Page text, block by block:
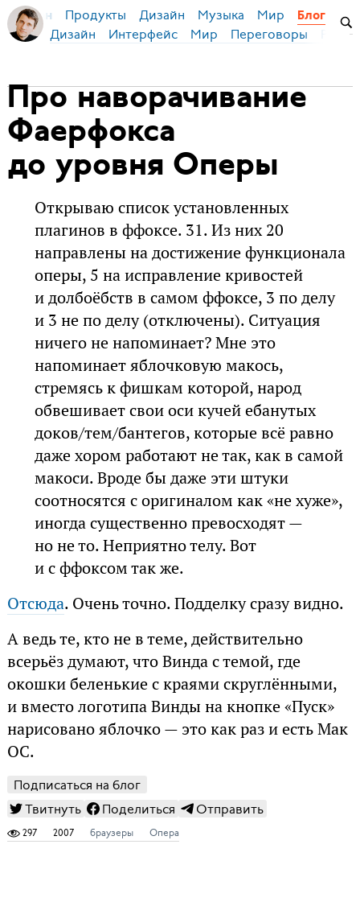
Бирман Продукты Дизайн Музыка Мир Блог
Дизайн Интерфейс Мир Переговоры
Про наворачивание
Фаерфокса
до уровня Оперы
Открываю список установленных
плагинов в ффоксе. 31. Из них 20
направлены на достижение функционала
оперы, 5 на исправление кривостей
и долбоёбств в самом ффоксе, 3 по делу
и 3 не по делу (отключены). Ситуация
ничего не напоминает? Мне это
напоминает яблочковую макось,
стремясь к фишкам которой, народ
обвешивает свои оси кучей ебанутых
доков/тем/бантегов, которые всё равно
даже хором работают не так, как в самой
макоси. Вроде бы даже эти штуки
соотносятся с оригиналом как «не хуже»,
иногда существенно превосходят —
но не то. Неприятно телу. Вот
и с ффоксом так же.
Отсюда. Очень точно. Подделку сразу видно.
А ведь те, кто не в теме, действительно
всерьёз думают, что Винда с темой, где
окошки беленькие с краями скруглёнными,
и вместо логотипа Винды на кнопке «Пуск»
нарисовано яблочко — это как раз и есть Мак
ОС.
Подписаться на блог
Твитнуть
Поделиться Отправить
297 2007 браузеры Опера